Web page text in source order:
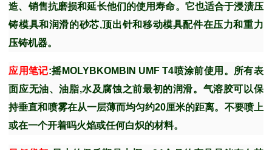
造、销售抗磨损和延长他们的使用寿命。它也适合于浸渍压
铸模具和润滑的砂芯,顶出针和移动模具配件在压力和重力
压铸机器。
应用笔记:摇MOLYBKOMBIN UMF T4喷涂前使用。所有表
面应无油、油脂,水及腐蚀之前最初的润滑。气溶胶可以保
持垂直和喷雾在从一层薄而均匀约20厘米的距离。不要喷上
或在一个开着吗火焰或任何白炽的材料。